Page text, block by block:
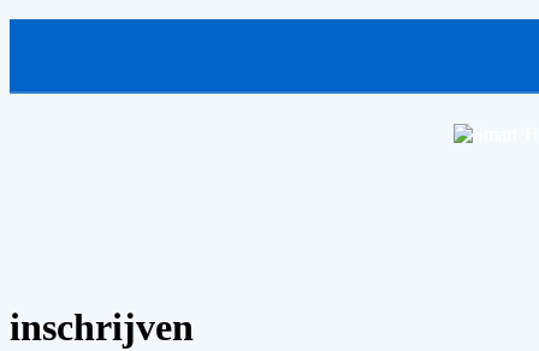
inschrijven